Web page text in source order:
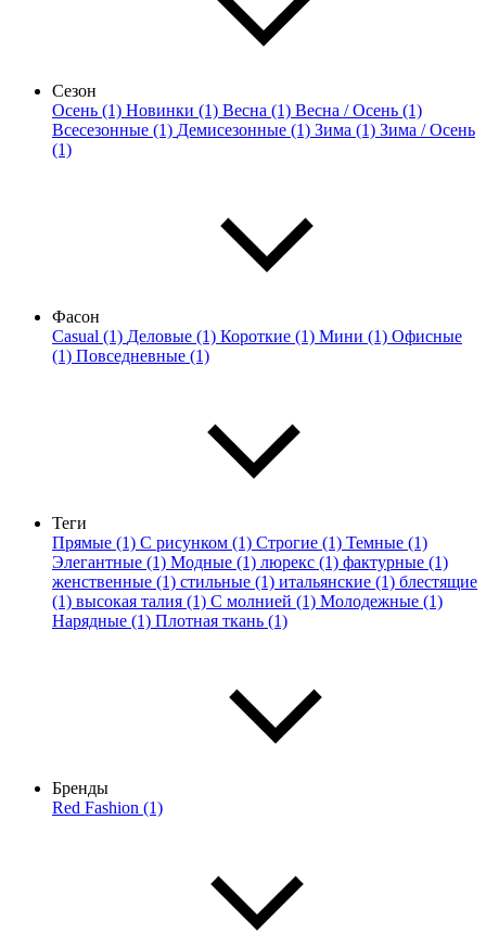
Сезон
Осень (1) Новинки (1) Весна (1) Весна / Осень (1)
Всесезонные (1) Демисезонные (1) Зима (1) Зима / Осень
(1)
Фасон
Casual (1) Деловые (1) Короткие (1) Мини (1) Офисные
(1) Повседневные (1)
Теги
Прямые (1) С рисунком (1) Строгие (1) Темные (1)
Элегантные (1) Модные (1) люрекс (1) фактурные (1)
женственные (1) стильные (1) итальянские (1) блестящие
(1) высокая талия (1) С молнией (1) Молодежные (1)
Нарядные (1) Плотная ткань (1)
Бренды
Red Fashion (1)